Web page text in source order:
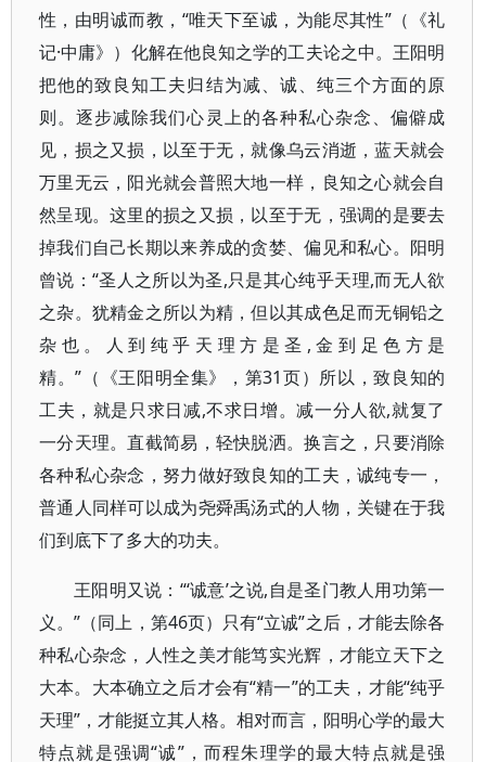
性，由明诚而教，“唯天下至诚，为能尽其性”（《礼
记·中庸》）化解在他良知之学的工夫论之中。王阳明
把他的致良知工夫归结为减、诚、纯三个方面的原
则。逐步减除我们心灵上的各种私心杂念、偏僻成
见，损之又损，以至于无，就像乌云消逝，蓝天就会
万里无云，阳光就会普照大地一样，良知之心就会自
然呈现。这里的损之又损，以至于无，强调的是要去
掉我们自己长期以来养成的贪婪、偏见和私心。阳明
曾说：“圣人之所以为圣,只是其心纯乎天理,而无人欲
之杂。犹精金之所以为精，但以其成色足而无铜铅之
杂也。人到纯乎天理方是圣,金到足色方是
精。”（《王阳明全集》，第31页）所以，致良知的
工夫，就是只求日减,不求日增。减一分人欲,就复了
一分天理。直截简易，轻快脱洒。换言之，只要消除
各种私心杂念，努力做好致良知的工夫，诚纯专一，
普通人同样可以成为尧舜禹汤式的人物，关键在于我
们到底下了多大的功夫。
王阳明又说：“‘诚意’之说,自是圣门教人用功第一
义。”（同上，第46页）只有“立诚”之后，才能去除各
种私心杂念，人性之美才能笃实光辉，才能立天下之
大本。大本确立之后才会有“精一”的工夫，才能“纯乎
天理”，才能挺立其人格。相对而言，阳明心学的最大
特点就是强调“诚”，而程朱理学的最大特点就是强